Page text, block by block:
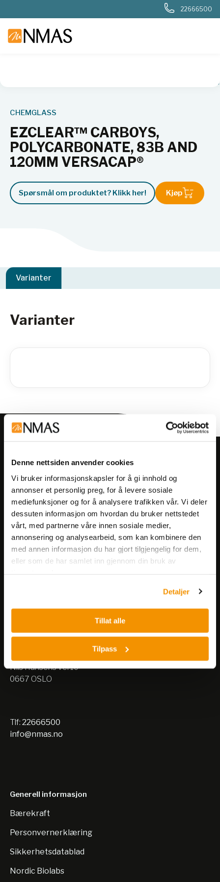
Denne nettsiden anvender cookies
Vi bruker informasjonskapsler for å gi innhold og
annonser et personlig preg, for å levere sosiale
mediefunksjoner og for å analysere trafikken vår. Vi deler
dessuten informasjon om hvordan du bruker nettstedet
vårt, med partnerne våre innen sosiale medier,
annonsering og analysearbeid, som kan kombinere den
med annen informasjon du har gjort tilgjengelig for dem,
eller som de har samlet inn gjennom din bruk av
Detaljer
Tillat alle
Tilpass
22666500
CHEMGLASS
EZCLEAR™ CARBOYS,
POLYCARBONATE, 83B AND
120MM VERSACAP®
Spørsmål om produktet? Klikk her! Kjøp
Varianter
Varianter
Meld deg på vårt nyhetsbrev!
Få informasjon om produkter,
arrangementer og kampanjer.
Meld på nyhetsbrev
Nils Hansens vei 8
Nils Hansens vei 10
0667 OSLO
Tlf: 22666500
info@nmas.no
Generell informasjon
Bærekraft
Personvernerklæring
Sikkerhetsdatablad
Nordic Biolabs